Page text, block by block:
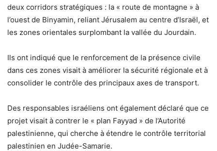
deux corridors stratégiques : la « route de montagne » à
l’ouest de Binyamin, reliant Jérusalem au centre d’Israël, et
les zones orientales surplombant la vallée du Jourdain.
Ils ont indiqué que le renforcement de la présence civile
dans ces zones visait à améliorer la sécurité régionale et à
consolider le contrôle des principaux axes de transport.
Des responsables israéliens ont également déclaré que ce
projet visait à contrer le « plan Fayyad » de l’Autorité
palestinienne, qui cherche à étendre le contrôle territorial
palestinien en Judée-Samarie.